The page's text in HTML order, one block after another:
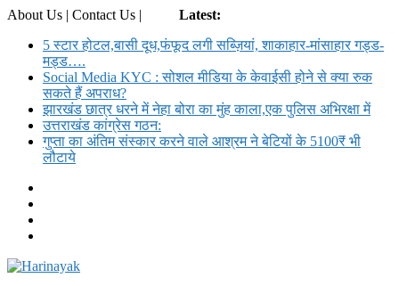
About Us | Contact Us |
Latest:
5 स्टार होटल,बासी दूध,फंफूद लगी सब्ज़ियां, शाकाहार-मांसाहार गड्ड-
मड्ड….
Social Media KYC : सोशल मीडिया के केवाईसी होने से क्या रुक
सकते हैं अपराध?
झारखंड छात्र धरने में नेहा बोरा का मुंह काला,एक पुलिस अभिरक्षा में
उत्तराखंड कांग्रेस गठन:
गुप्ता का अंतिम संस्कार करने वाले आश्रम ने बेटियों के 5100₹ भी
लौटाये